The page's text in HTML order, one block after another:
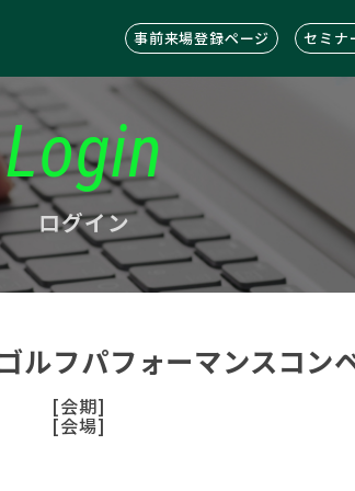
事前来場登録ページ セミナ
Login
ログイン
ルフパフォーマンスコン
[会期]
[会場]